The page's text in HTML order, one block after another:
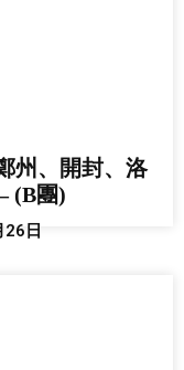
州、開封、洛
(B團)
日